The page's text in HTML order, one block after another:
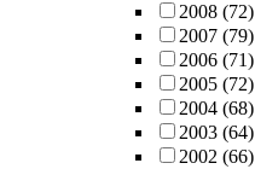
2008 (72)
2007 (79)
2006 (71)
2005 (72)
2004 (68)
2003 (64)
2002 (66)